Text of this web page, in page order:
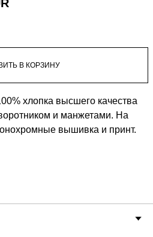
хлопка высшего качества
и манжетами. На
вышивка и принт.
В КОРЗИНУ